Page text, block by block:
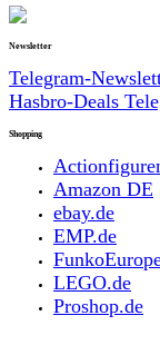
Newsletter
Telegram-
Hasbro-Deals
Shopping
Amazon DE
ebay.de
EMP.de
LEGO.de
Proshop.de